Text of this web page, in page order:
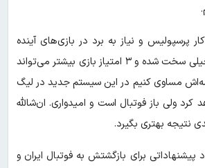
پرسپولیس و نیاز به برد در بازی‌های آینده
گفت: کار پرسپولیس خیلی سخت شده و ۳ امتیاز بازی بیشتر می‌تواند
مساوی کنیم در این سیستم جدید در لیگ
کرد ولی باز فوتبال است و امیدواری. ان‌شالله
نتیجه بهتری بگیرد.
پیشنهاداتی برای بازگشتش به فوتبال ایران و